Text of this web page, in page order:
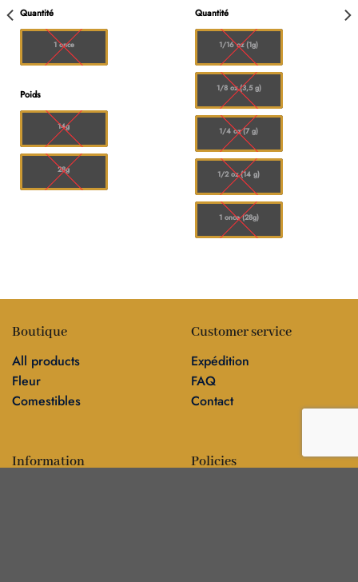
Quantité
1 once
Poids
14g
28g
$10.00
Quantité
1/16 oz (1g)
1/8 oz (3,5 g)
1/4 oz (7 g)
1/2 oz (14 g)
1 once (28g)
Boutique
All products
Fleur
Comestibles
Customer service
Expédition
FAQ
Contact
Information Policies